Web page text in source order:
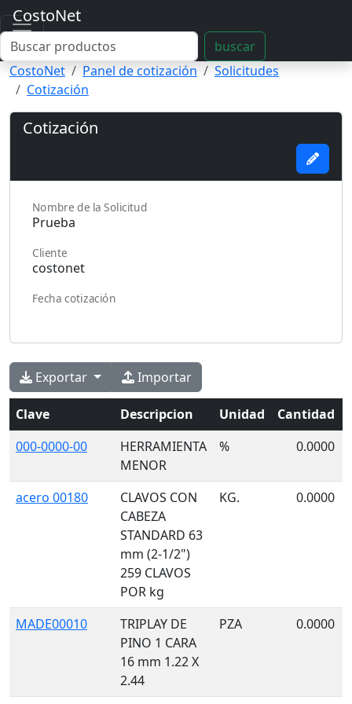
CostoNet
buscar
CostoNet
Panel de cotización
Solicitudes
Cotización
Cotización
Nombre de la Solicitud
Cliente
Fecha cotización
Exportar Importar
Clave Descripcion Unidad Cantidad
000-0000-00
HERRAMIENTA
MENOR
% 0.0000
acero 00180
CLAVOS CON
CABEZA
STANDARD 63
mm (2-1/2")
259 CLAVOS
POR kg
KG. 0.0000
MADE00010
TRIPLAY DE
PINO 1 CARA
16 mm 1.22 X
2.44
PZA 0.0000